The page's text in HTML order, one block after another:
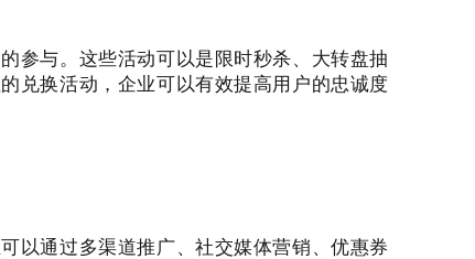
参与。这些活动可以是限时秒杀、大转盘抽
兑换活动，企业可以有效提高用户的忠诚度
以通过多渠道推广、社交媒体营销、优惠券